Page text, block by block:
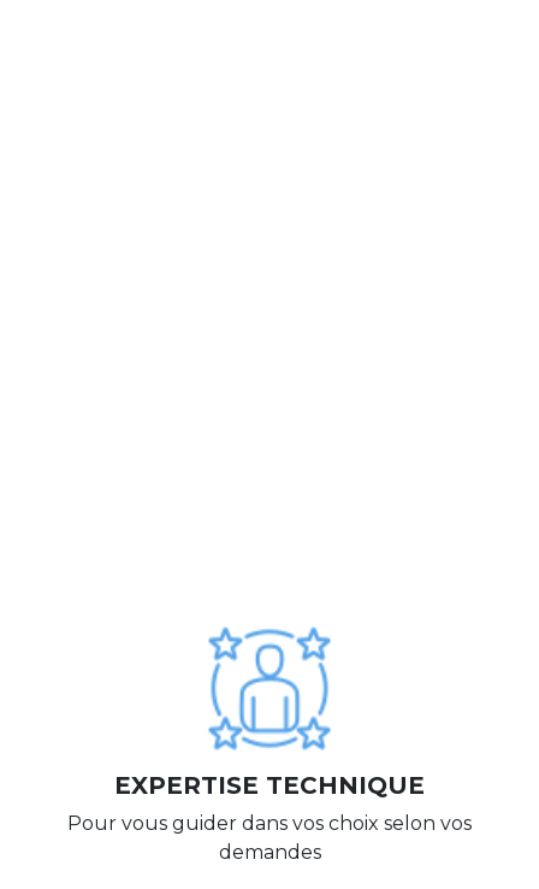
EXPERTISE TECHNIQUE
Pour vous guider dans vos choix selon vos
demandes